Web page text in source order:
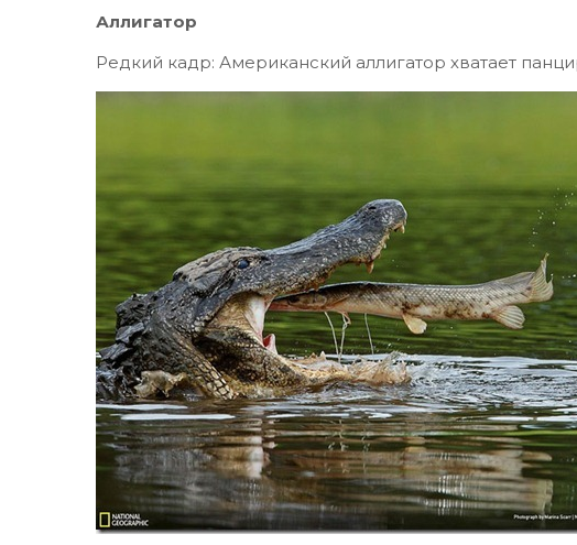
Аллигатор
Редкий кадр: Американский аллигатор хватает